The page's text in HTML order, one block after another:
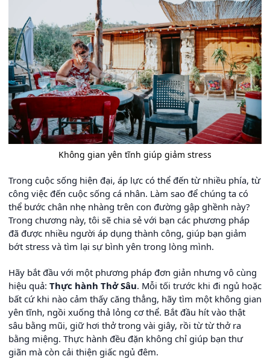
Không gian yên tĩnh giúp giảm stress
Trong cuộc sống hiện đại, áp lực có thể đến từ nhiều phía, từ
công việc đến cuộc sống cá nhân. Làm sao để chúng ta có
thể bước chân nhẹ nhàng trên con đường gập ghềnh này?
Trong chương này, tôi sẽ chia sẻ với bạn các phương pháp
đã được nhiều người áp dụng thành công, giúp bạn giảm
bớt stress và tìm lại sự bình yên trong lòng mình.
Hãy bắt đầu với một phương pháp đơn giản nhưng vô cùng
hiệu quả: Thực hành Thở Sâu. Mỗi tối trước khi đi ngủ hoặc
bất cứ khi nào cảm thấy căng thẳng, hãy tìm một không gian
yên tĩnh, ngồi xuống thả lỏng cơ thể. Bắt đầu hít vào thật
sâu bằng mũi, giữ hơi thở trong vài giây, rồi từ từ thở ra
bằng miệng. Thực hành đều đặn không chỉ giúp bạn thư
giãn mà còn cải thiện giấc ngủ đêm.